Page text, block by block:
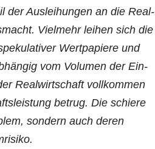
der Aus­lei­hun­gen an die Real­
Viel­mehr lei­hen sich die
Wert­pa­pie­re und
vom Volu­men der Ein­
Real­wirt­schaft voll­kom­men
betrug. Die schie­re
son­dern auch deren